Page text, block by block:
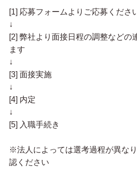
[1] 応募フォームよりご応募くださ
↓
[2] 弊社より面接日程の調整などの
ます
↓
[3] 面接実施
↓
[4] 内定
↓
[5] 入職手続き
※法人によっては選考過程が異な
認ください